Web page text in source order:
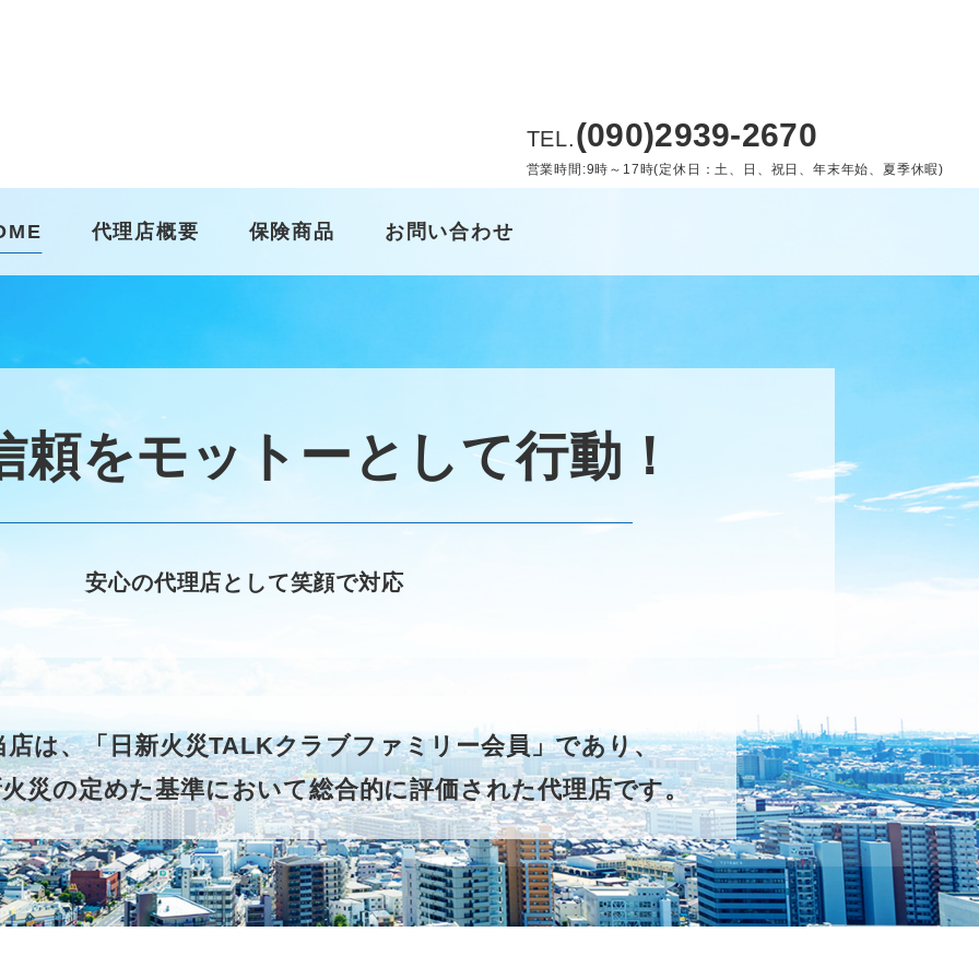
TEL.(090)2939-2670
営業時間:9時～17時(定休日：土、日、祝日、年末年始、夏季休暇)
代理店概要 保険商品 お問い合わせ
頼をモットーとして行動！
安心の代理店として笑顔で対応
店は、「日新火災TALKクラブファミリー会員」であり、
災の定めた基準において総合的に評価された代理店です。